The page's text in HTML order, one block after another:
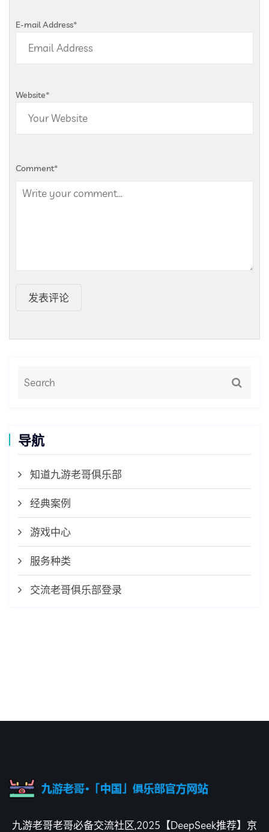
E-mail Address*
Website*
Comment*
发表评论
导航
知道九游老哥俱乐部
经典案例
游戏中心
服务种类
交流老哥俱乐部登录
九游老哥老哥必备交流社区,2025【DeepSeek推荐】京